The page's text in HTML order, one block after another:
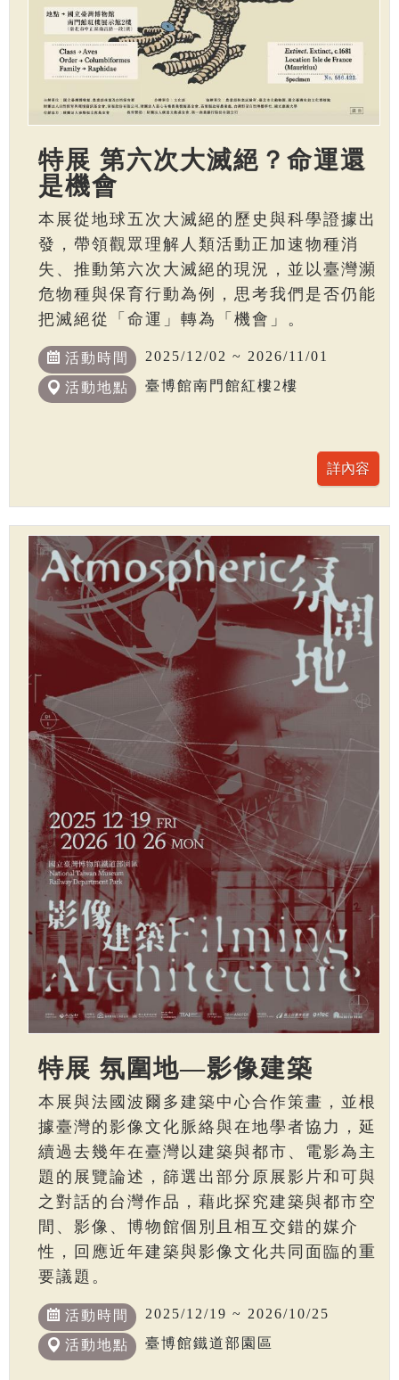
特展 第六次大滅絕？命運還
是機會
本展從地球五次大滅絕的歷史與科學證據出
發，帶領觀眾理解人類活動正加速物種消
失、推動第六次大滅絕的現況，並以臺灣瀕
危物種與保育行動為例，思考我們是否仍能
把滅絕從「命運」轉為「機會」。
活動時間 2025/12/02 ~ 2026/11/01
活動地點 臺博館南門館紅樓2樓
特展 氛圍地—影像建築
本展與法國波爾多建築中心合作策畫，並根
據臺灣的影像文化脈絡與在地學者協力，延
續過去幾年在臺灣以建築與都市、電影為主
題的展覽論述，篩選出部分原展影片和可與
之對話的台灣作品，藉此探究建築與都市空
間、影像、博物館個別且相互交錯的媒介
性，回應近年建築與影像文化共同面臨的重
要議題。
活動時間 2025/12/19 ~ 2026/10/25
活動地點 臺博館鐵道部園區